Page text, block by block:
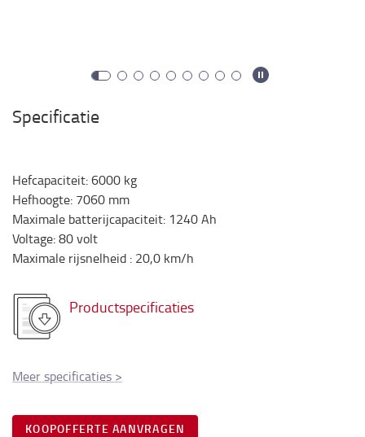
Specificatie
Hefcapaciteit:6000 kg
Hefhoogte: 7060 mm
Maximale batterijcapaciteit: 1240Ah
Voltage:80volt
Maximale rijsnelheid : 20,0 km/h
Productspecificaties
Meer specificaties >
KOOPOFFERTE AANVRAGEN